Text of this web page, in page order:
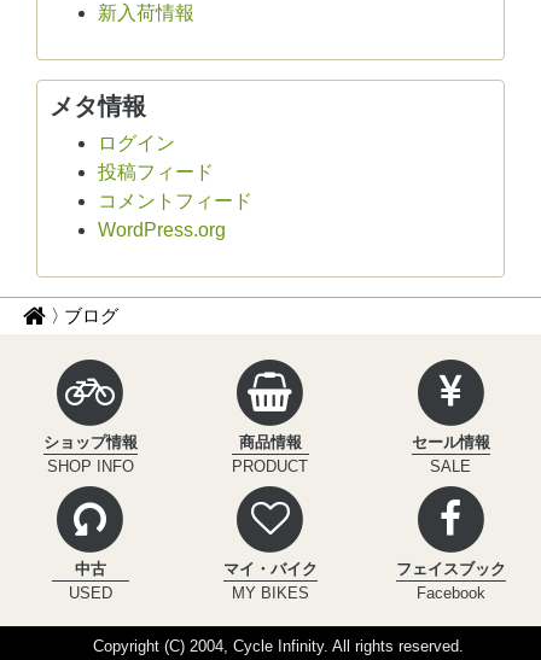
新入荷情報
メタ情報
ログイン
投稿フィード
コメントフィード
WordPress.org
パ
ナ
サ
ク
ル
イ
ン
フ
ィ
ニ
ィ
ブログ
ショップ情報
SHOP INFO
商品情報
PRODUCT
セール情報
SALE
中古
USED
マイ・バイク
MY BIKES
フェイスブック
Facebook
Copyright (C) 2004, Cycle Infinity. All rights reserved.